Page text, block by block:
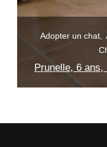
Adopter un chat
Prunelle, 6